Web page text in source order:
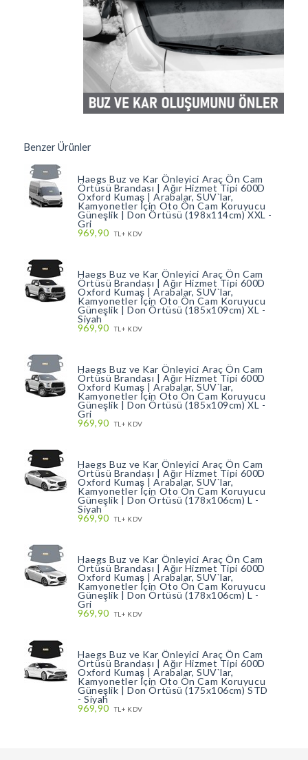
Benzer Ürünler
Haegs Buz ve Kar Önleyici Araç Ön Cam
Örtüsü Brandası | Ağır Hizmet Tipi 600D
Oxford Kumaş | Arabalar, SUV`lar,
Kamyonetler İçin Oto Ön Cam Koruyucu
Güneşlik | Don Örtüsü (198x114cm) XXL -
Gri
969,90 TL+ KDV
Haegs Buz ve Kar Önleyici Araç Ön Cam
Örtüsü Brandası | Ağır Hizmet Tipi 600D
Oxford Kumaş | Arabalar, SUV`lar,
Kamyonetler İçin Oto Ön Cam Koruyucu
Güneşlik | Don Örtüsü (185x109cm) XL -
Siyah
969,90 TL+ KDV
Haegs Buz ve Kar Önleyici Araç Ön Cam
Örtüsü Brandası | Ağır Hizmet Tipi 600D
Oxford Kumaş | Arabalar, SUV`lar,
Kamyonetler İçin Oto Ön Cam Koruyucu
Güneşlik | Don Örtüsü (185x109cm) XL -
Gri
969,90 TL+ KDV
Haegs Buz ve Kar Önleyici Araç Ön Cam
Örtüsü Brandası | Ağır Hizmet Tipi 600D
Oxford Kumaş | Arabalar, SUV`lar,
Kamyonetler İçin Oto Ön Cam Koruyucu
Güneşlik | Don Örtüsü (178x106cm) L -
Siyah
969,90 TL+ KDV
Haegs Buz ve Kar Önleyici Araç Ön Cam
Örtüsü Brandası | Ağır Hizmet Tipi 600D
Oxford Kumaş | Arabalar, SUV`lar,
Kamyonetler İçin Oto Ön Cam Koruyucu
Güneşlik | Don Örtüsü (178x106cm) L -
Gri
969,90 TL+ KDV
Haegs Buz ve Kar Önleyici Araç Ön Cam
Örtüsü Brandası | Ağır Hizmet Tipi 600D
Oxford Kumaş | Arabalar, SUV`lar,
Kamyonetler İçin Oto Ön Cam Koruyucu
Güneşlik | Don Örtüsü (175x106cm) STD
- Siyah
969,90 TL+ KDV